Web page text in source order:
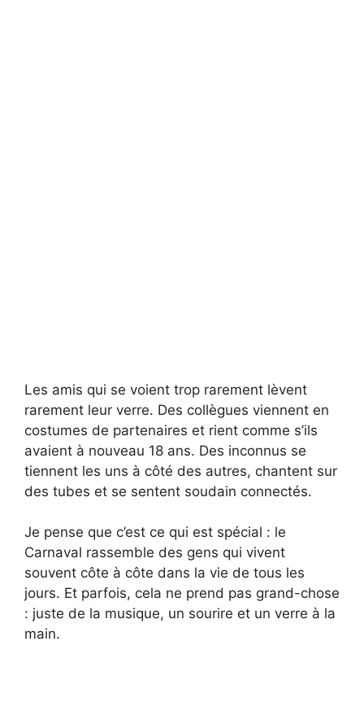
Les amis qui se voient trop rarement lèvent
rarement leur verre. Des collègues viennent en
costumes de partenaires et rient comme s’ils
avaient à nouveau 18 ans. Des inconnus se
tiennent les uns à côté des autres, chantent sur
des tubes et se sentent soudain connectés.
Je pense que c’est ce qui est spécial : le
Carnaval rassemble des gens qui vivent
souvent côte à côte dans la vie de tous les
jours. Et parfois, cela ne prend pas grand-chose
: juste de la musique, un sourire et un verre à la
main.